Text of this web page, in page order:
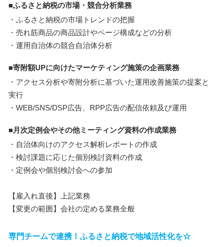
■ふるさと納税の市場・競合分析業務
・ふるさと納税の市場トレンドの把握
・売れ筋商品の商品設計やページ構成などの分析
・運用自治体の競合自治体分析
■寄附額UPに向けたマーケティング施策の企画業務
・アクセス分析や寄附分析に基づいた運用改善施策の提案と
実行
・WEB/SNS/DSP広告、RPP広告の配信依頼及び運用
■月次定例会やその他ミーティング資料の作成業務
・自治体向けのアクセス解析レポートの作成
・検討課題に応じた個別検討資料の作成
・定例会や個別検討会への参加
【雇入れ直後】上記業務
【変更の範囲】会社の定める業務全般
専門チームで連携！ふるさと納税で地域活性化を☆